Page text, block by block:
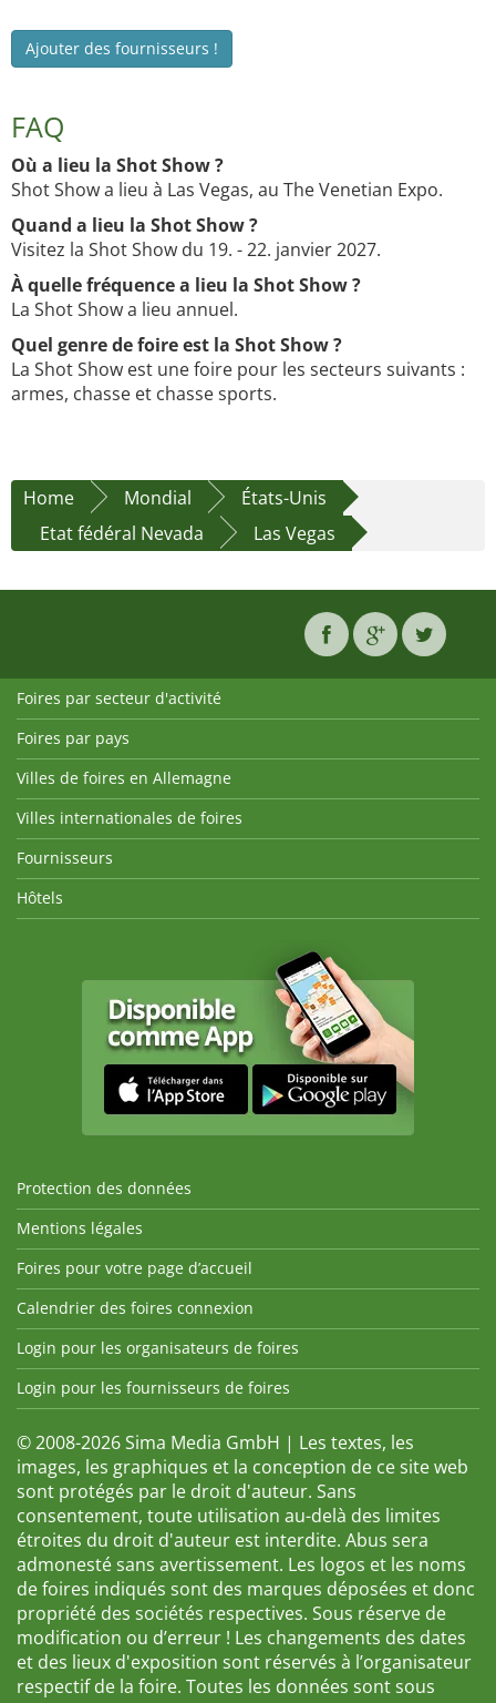
Ajouter des fournisseurs !
FAQ
Où a lieu la Shot Show ?
Shot Show a lieu à Las Vegas, au The Venetian Expo.
Quand a lieu la Shot Show ?
Visitez la Shot Show du 19. - 22. janvier 2027.
À quelle fréquence a lieu la Shot Show ?
La Shot Show a lieu annuel.
Quel genre de foire est la Shot Show ?
La Shot Show est une foire pour les secteurs suivants :
armes, chasse et chasse sports.
Home Mondial
États-Unis
Etat fédéral Nevada
Las Vegas
Foires par secteur d'activité
Foires par pays
Villes de foires en Allemagne
Villes internationales de foires
Fournisseurs
Hôtels
Protection des données
Mentions légales
Foires pour votre page d’accueil
Calendrier des foires connexion
Login pour les organisateurs de foires
Login pour les fournisseurs de foires
© 2008-2026 Sima Media GmbH | Les textes, les
images, les graphiques et la conception de ce site web
sont protégés par le droit d'auteur. Sans
consentement, toute utilisation au-delà des limites
étroites du droit d'auteur est interdite. Abus sera
admonesté sans avertissement. Les logos et les noms
de foires indiqués sont des marques déposées et donc
propriété des sociétés respectives. Sous réserve de
modification ou d’erreur ! Les changements des dates
et des lieux d'exposition sont réservés à l’organisateur
respectif de la foire. Toutes les données sont sous